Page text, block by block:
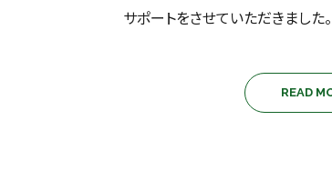
サポートをさせていただきました。
READ